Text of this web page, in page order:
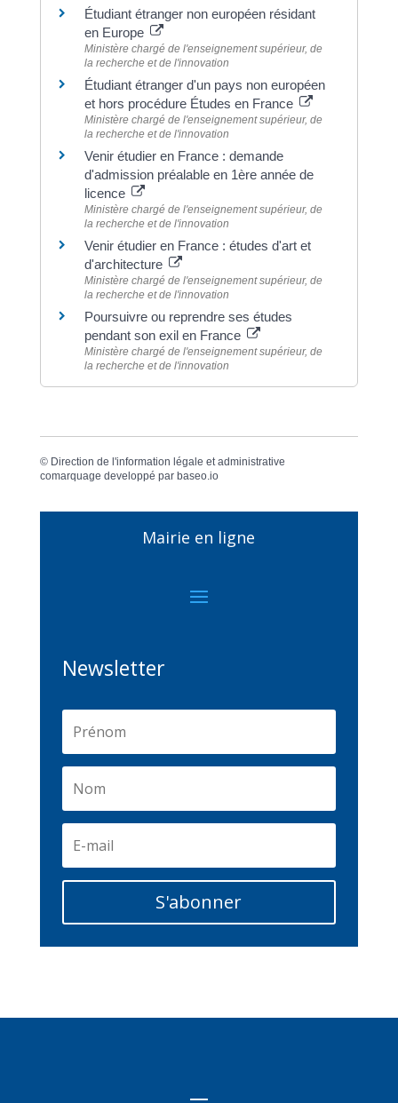
Étudiant étranger non européen résidant
en Europe
Ministère chargé de l'enseignement supérieur, de
la recherche et de l'innovation
Étudiant étranger d'un pays non européen
et hors procédure Études en France
Ministère chargé de l'enseignement supérieur, de
la recherche et de l'innovation
Venir étudier en France : demande
d'admission préalable en 1ère année de
licence
Ministère chargé de l'enseignement supérieur, de
la recherche et de l'innovation
Venir étudier en France : études d'art et
d'architecture
Ministère chargé de l'enseignement supérieur, de
la recherche et de l'innovation
Poursuivre ou reprendre ses études
pendant son exil en France
Ministère chargé de l'enseignement supérieur, de
la recherche et de l'innovation
© Direction de l'information légale et administrative
comarquage developpé par baseo.io
Mairie en ligne
Newsletter
S'abonner